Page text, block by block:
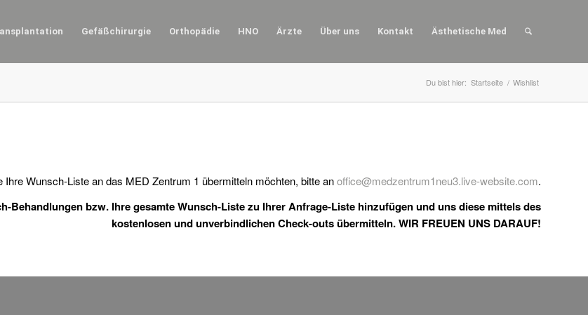
Gefäßchirurgie Orthopädie HNO Ärzte Über uns Kontakt Ästhetische Med
Du bist hier: Startseite / Wishlist
Ihre Wunsch-Liste an das MED Zentrum 1 übermitteln möchten, bitte anoffice@medzentrum1neu3.live-website.com.
Behandlungen bzw. Ihre gesamte Wunsch-Liste zu Ihrer Anfrage-Liste hinzufügen und uns diese mittels des
kostenlosen und unverbindlichen Check-outs übermitteln. WIR FREUEN UNS DARAUF!